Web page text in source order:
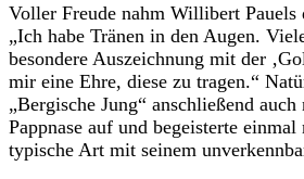
Voller Freude nahm Willibert Pauels
„Ich habe Tränen in den Augen.
besondere Auszeichnung mit der
mir eine Ehre, diese zu tragen.“
„Bergische Jung“ anschließend
Pappnase auf und begeisterte
typische Art mit seinem